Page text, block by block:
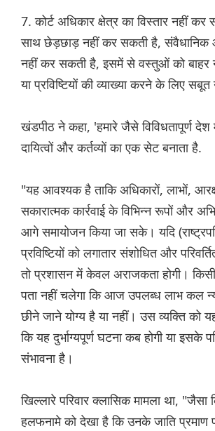
7. कोर्ट अधिकार क्षेत्र का विस्तार नहीं
साथ छेड़छाड़ नहीं कर सकती है,
नहीं कर सकती है, इसमें से वस्तुओं को बाहर
या प्रविष्टियों की व्याख्या करने के लिए
खंडपीठ ने कहा, 'हमारे जैसे विविधतापूर्ण
दायित्वों और कर्तव्यों का एक सेट बनाता है.
"यह आवश्यक है ताकि अधिकारों, लाभों,
सकारात्मक कार्रवाई के विभिन्न रूपों और
आगे समायोजन किया जा सके। यदि
प्रविष्टियों को लगातार संशोधित और
तो प्रशासन में केवल अराजकता होगी। किसी
पता नहीं चलेगा कि आज उपलब्ध लाभ कल
छीने जाने योग्य है या नहीं। उस व्यक्ति को
कि यह दुर्भाग्यपूर्ण घटना कब होगी या इसके
संभावना है।
खिल्लारे परिवार क्लासिक मामला था,
हलफनामे को देखा है कि उनके जाति प्रमाण